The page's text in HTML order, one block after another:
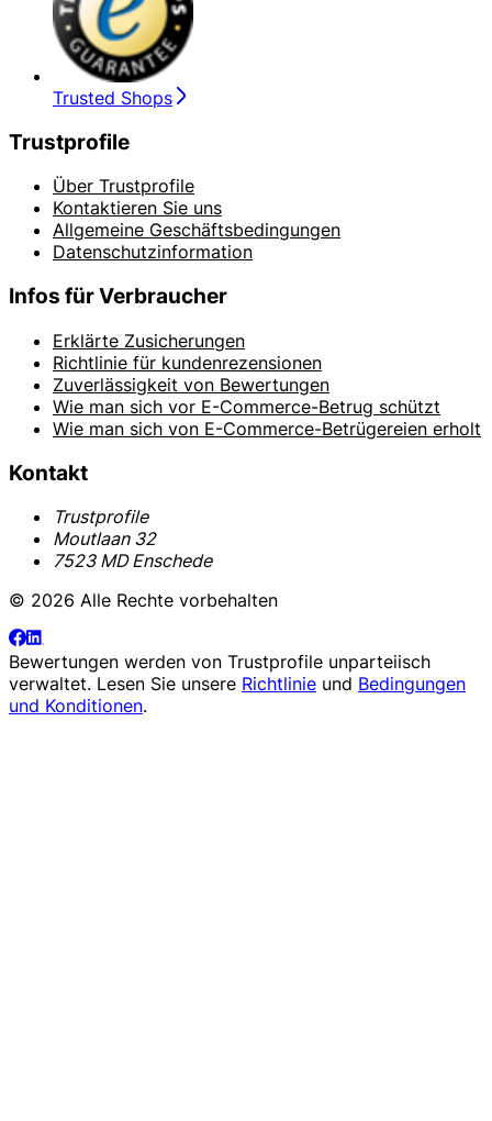
Trusted Shops
Trustprofile
Über Trustprofile
Kontaktieren Sie uns
Allgemeine Geschäftsbedingungen
Datenschutzinformation
Infos für Verbraucher
Erklärte Zusicherungen
Richtlinie für kundenrezensionen
Zuverlässigkeit von Bewertungen
Wie man sich vor E-Commerce-Betrug schützt
Wie man sich von E-Commerce-Betrügereien erholt
Kontakt
Trustprofile
Moutlaan 32
7523 MD Enschede
© 2026 Alle Rechte vorbehalten
Bewertungen werden von Trustprofile unparteiisch
verwaltet. Lesen Sie unsere Richtlinie und Bedingungen
und Konditionen.